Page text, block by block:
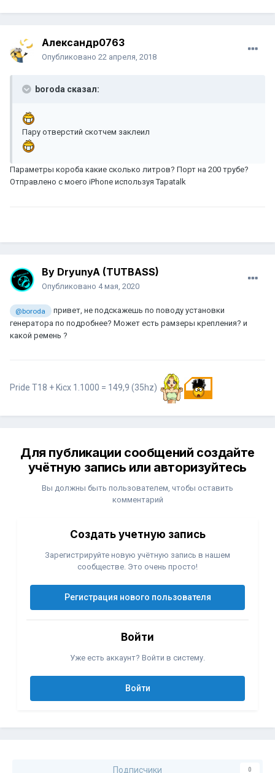
Aлександр0763
Опубликовано 22 апреля, 2018
boroda сказал:
Пару отверстий скотчем заклеил
Параметры короба какие сколько литров? Порт на 200 трубе?
Отправлено с моего iPhone используя Tapatalk
By DryunyA (TUTBASS)
Опубликовано 4 мая, 2020
@boroda
привет, не подскажешь по поводу установки
генератора по подробнее? Может есть рамзеры крепления? и
какой ремень ?
Pride T18 + Kicx 1.1000 = 149,9 (35hz)
Для публикации сообщений создайте
учётную запись или авторизуйтесь
Вы должны быть пользователем, чтобы оставить
комментарий
Создать учетную запись
Зарегистрируйте новую учётную запись в нашем
сообществе. Это очень просто!
Регистрация нового пользователя
Войти
Уже есть аккаунт? Войти в систему.
Войти
Подписчики 0